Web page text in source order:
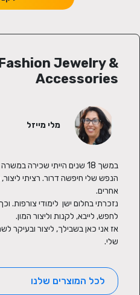
שלי.
לכל המוצרים שלנו
Jewelry &
Accessories
מלי מייזל